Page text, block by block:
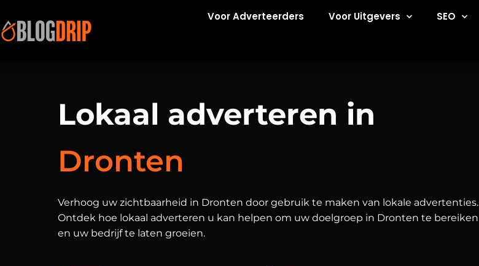
Voor Adverteerders Voor Uitgevers SEO
Lokaal adverteren in
Dronten
Verhoog uw zichtbaarheid in Dronten door gebruik te maken van lokale advertenties.
Ontdek hoe lokaal adverteren u kan helpen om uw doelgroep in Dronten te bereiken
en uw bedrijf te laten groeien.